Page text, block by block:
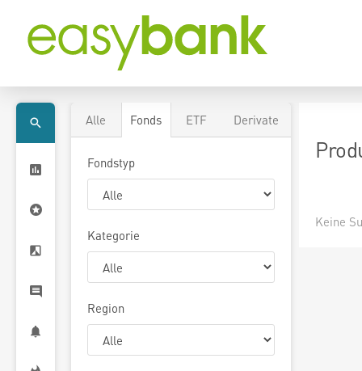
Alle Fonds ETF Derivate
Fondstyp
Kategorie
Region
Keine